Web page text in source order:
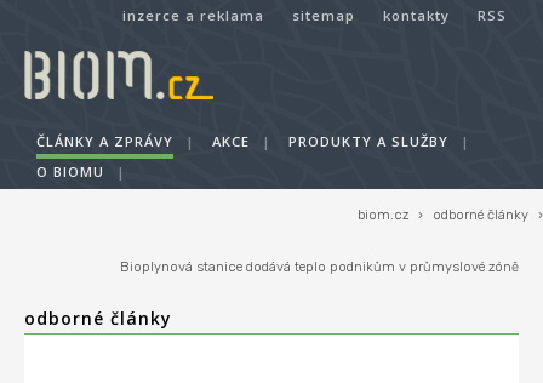
inzerce a reklama sitemap kontakty RSS
ČLÁNKY A ZPRÁVY | AKCE | PRODUKTY A SLUŽBY
|
O BIOMU
|
biom.cz › odborné články ›
Bioplynová stanice dodává teplo podnikům v průmyslové zóně
odborné články